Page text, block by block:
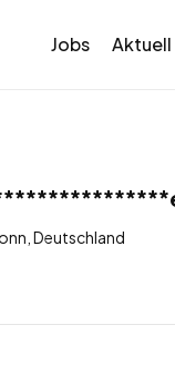
Jobs Aktuell
Deutschland